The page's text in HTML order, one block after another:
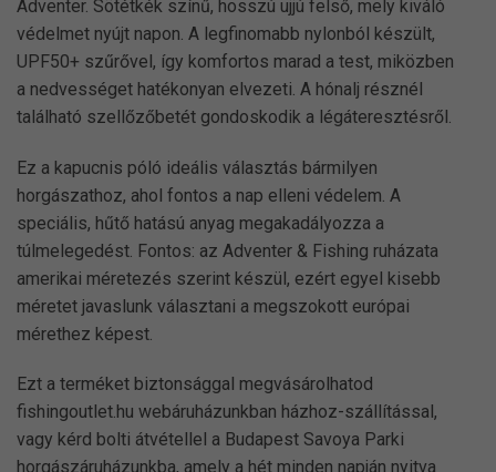
Adventer. Sötétkék színű, hosszú ujjú felső, mely kiváló
védelmet nyújt napon. A legfinomabb nylonból készült,
UPF50+ szűrővel, így komfortos marad a test, miközben
a nedvességet hatékonyan elvezeti. A hónalj résznél
található szellőzőbetét gondoskodik a légáteresztésről.
Ez a kapucnis póló ideális választás bármilyen
horgászathoz, ahol fontos a nap elleni védelem. A
speciális, hűtő hatású anyag megakadályozza a
túlmelegedést. Fontos: az Adventer & Fishing ruházata
amerikai méretezés szerint készül, ezért egyel kisebb
méretet javaslunk választani a megszokott európai
mérethez képest.
Ezt a terméket biztonsággal megvásárolhatod
fishingoutlet.hu webáruházunkban házhoz-szállítással,
vagy kérd bolti átvétellel a Budapest Savoya Parki
horgászáruházunkba, amely a hét minden napján nyitva